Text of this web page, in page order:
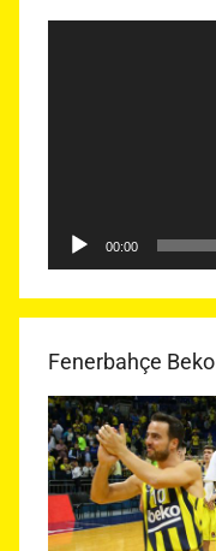
00:00
Fenerbahçe Beko